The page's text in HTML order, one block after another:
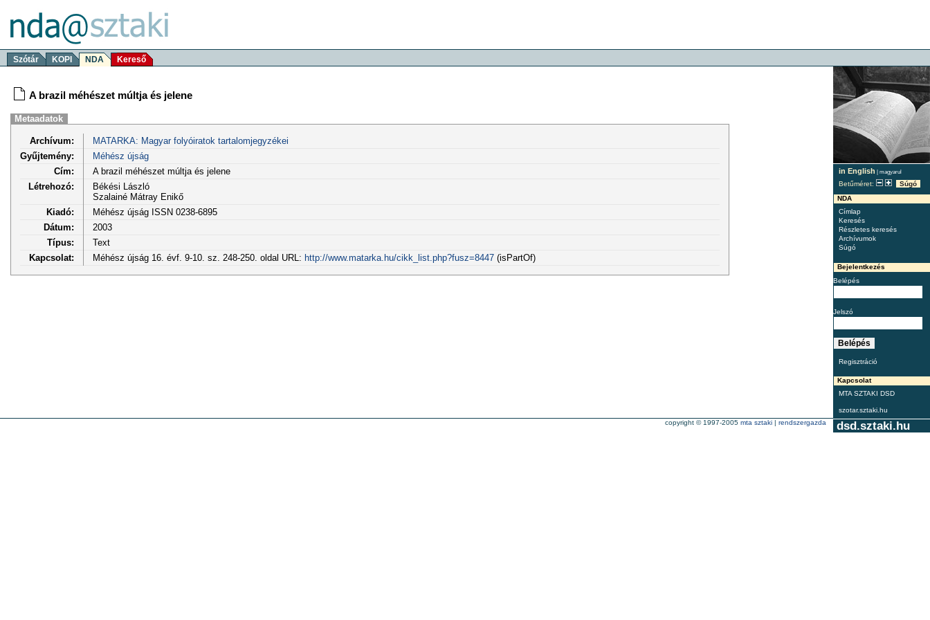
Szótár KOPI NDA Kereső
in English | magyarul
Betűméret:
Súgó
NDA
Címlap
Keresés
Részletes keresés
Archívumok
Súgó
Bejelentkezés
Belépés
Jelszó
Regisztráció
Kapcsolat
MTA SZTAKI DSD
szotar.sztaki.hu
A brazil méhészet múltja és jelene
Metaadatok
Archívum:
MATARKA: Magyar folyóiratok tartalomjegyzékei
Gyűjtemény:
Méhész újság
Cím:
A brazil méhészet múltja és jelene
Létrehozó:
Békési László
Szalainé Mátray Enikő
Kiadó:
Méhész újság ISSN 0238-6895
Dátum:
2003
Típus:
Text
Kapcsolat:
Méhész újság 16. évf. 9-10. sz. 248-250. oldal URL: http://www.matarka.hu/cikk_list.php?fusz=8447(isPartOf)
dsd.sztaki.hu
copyright © 1997-2005 mta sztaki | rendszergazda